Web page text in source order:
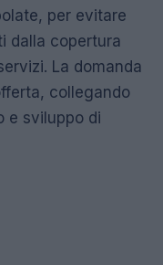
per evitare
dalla copertura
La domanda
collegando
e sviluppo di